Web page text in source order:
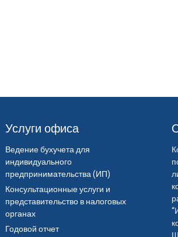
Услуги офиса
Ведение бухучета для
индивидуального
предпринимательства (ИП)
Консультационные услуги и
представительство в налоговых
органах
Годовой отчет